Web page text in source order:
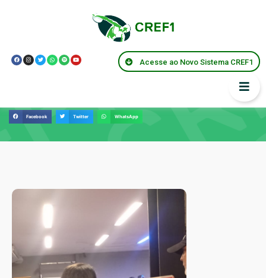
Acesse ao Novo Sistema CREF1
Facebook Twitter WhatsApp